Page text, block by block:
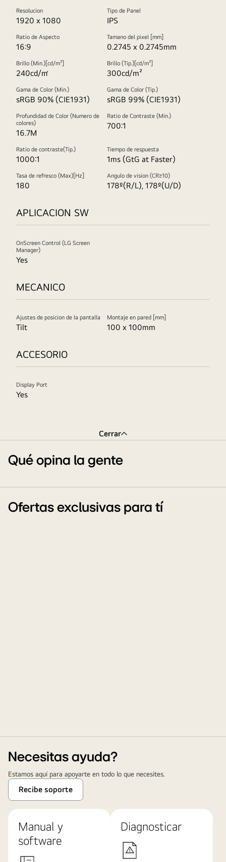
Resolucion
1920 x 1080
Tipo de Panel
IPS
Ratio de Aspecto
16:9
Tamano del pixel [mm]
0.2745 x 0.2745mm
Brillo (Min.)[cd/m²]
240cd/㎡
Brillo (Tip.)[cd/m²]
300cd/m²
Gama de Color (Min.)
sRGB 90% (CIE1931)
Gama de Color (Tip.)
sRGB 99% (CIE1931)
Profundidad de Color (Numero de
colores)
16.7M
Ratio de Contraste (Min.)
700:1
Ratio de contraste(Tip.)
1000:1
Tiempo de respuesta
1ms (GtG at Faster)
Tasa de refresco (Max)[Hz]
180
Angulo de vision (CR≥10)
178º(R/L), 178º(U/D)
APLICACION SW
OnScreen Control (LG Screen
Manager)
Yes
MECANICO
Ajustes de posicion de la pantalla
Tilt
Montaje en pared [mm]
100 x 100mm
ACCESORIO
Display Port
Yes
Cerrar
Qué opina la gente
Ofertas exclusivas para tí
Necesitas ayuda?
Estamos aquí para apoyarte en todo lo que necesites.
Recibe soporte
Manual y
software
Diagnosticar